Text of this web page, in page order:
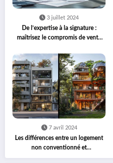
3 juillet 2024
De l’expertise à la signature :
maîtrisez le compromis de vente
7 avril 2024
Les différences entre un logement
non conventionné et
conventionné : Quel rôle pour les